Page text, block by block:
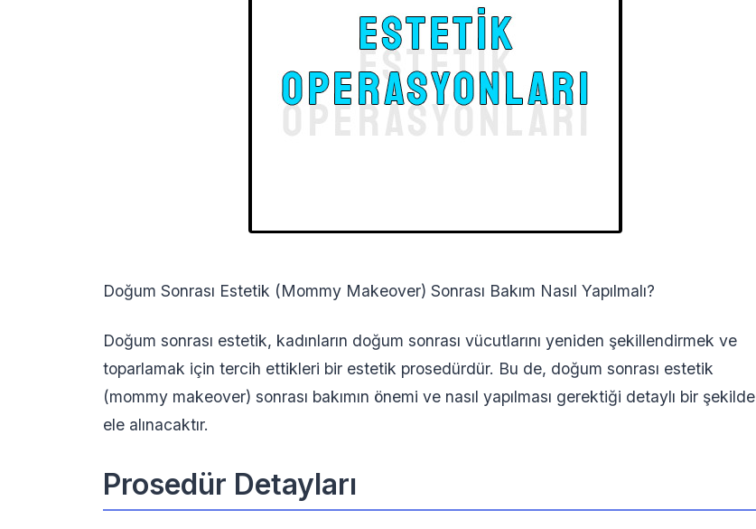
Doğum Sonrası Estetik (Mommy Makeover) Sonrası Bakım Nasıl Yapılmalı?
Doğum sonrası estetik, kadınların doğum sonrası vücutlarını yeniden şekillendirmek ve
toparlamak için tercih ettikleri bir estetik prosedürdür. Bu de, doğum sonrası estetik
(mommy makeover) sonrası bakımın önemi ve nasıl yapılması gerektiği detaylı bir şekilde
ele alınacaktır.
Prosedür Detayları